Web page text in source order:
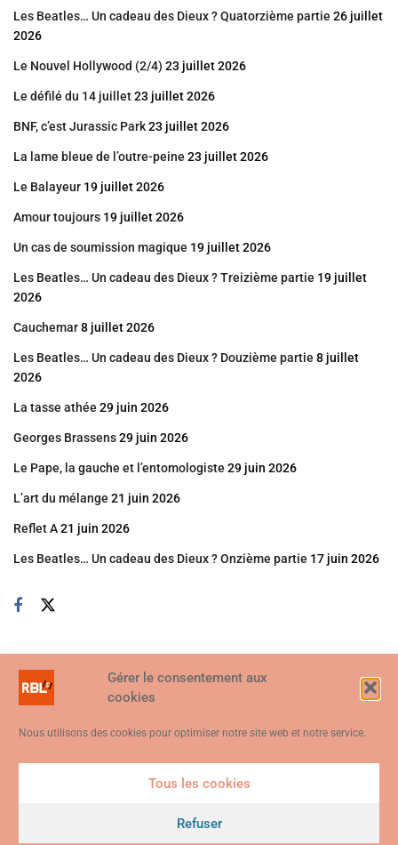
Gérer le consentement aux
cookies
Nous utilisons des cookies pour optimiser notre site web et notre service.
Tous les cookies
Refuser
Les Beatles… Un cadeau des Dieux ? Quatorzième partie 26 juillet
2026
Le Nouvel Hollywood (2/4) 23 juillet 2026
Le défilé du 14 juillet23 juillet 2026
BNF, c’est Jurassic Park23 juillet 2026
La lame bleue de l’outre-peine 23 juillet 2026
Le Balayeur 19 juillet 2026
Amour toujours 19 juillet 2026
Un cas de soumission magique 19 juillet 2026
Les Beatles… Un cadeau des Dieux ? Treizième partie 19 juillet
2026
Cauchemar8 juillet 2026
Les Beatles… Un cadeau des Dieux ? Douzième partie 8 juillet
2026
La tasse athée 29 juin 2026
Georges Brassens29 juin 2026
Le Pape, la gauche et l’entomologiste 29 juin 2026
L’art du mélange 21 juin 2026
Reflet A21 juin 2026
Les Beatles… Un cadeau des Dieux ? Onzième partie 17 juin 2026
vous consentez à ce que des cookies soient utilisés. Visitez notre